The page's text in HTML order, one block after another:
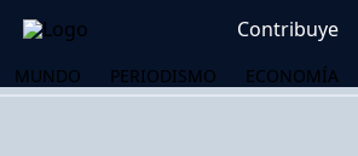
Contribuye
MUNDO PERIODISMO ECONOMÍA